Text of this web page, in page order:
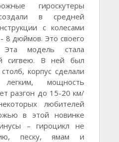
гироскутеры
в средней
с колесами
8 дюймов. Это своего
Эта модель стала
сигвею. В ней был
корпус сделали
мощность
разгон до 15-20 км/
любителей
в этой новинке
– гироцикл не
песку, ямам и